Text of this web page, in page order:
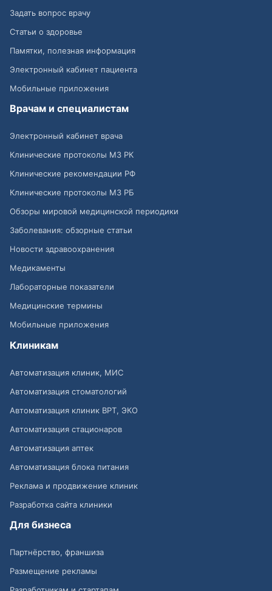
Задать вопрос врачу
Статьи о здоровье
Памятки, полезная информация
Электронный кабинет пациента
Мобильные приложения
Врачам и специалистам
Электронный кабинет врача
Клинические протоколы МЗ РК
Клинические рекомендации РФ
Клинические протоколы МЗ РБ
Обзоры мировой медицинской периодики
Заболевания: обзорные статьи
Новости здравоохранения
Медикаменты
Лабораторные показатели
Медицинские термины
Мобильные приложения
Клиникам
Автоматизация клиник, МИС
Автоматизация стоматологий
Автоматизация клиник ВРТ, ЭКО
Автоматизация стационаров
Автоматизация аптек
Автоматизация блока питания
Реклама и продвижение клиник
Разработка сайта клиники
Для бизнеса
Партнёрство, франшиза
Размещение рекламы